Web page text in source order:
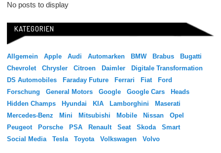
No posts to display
KATEGORIEN
Allgemein Apple Audi Automarken BMW Brabus
Bugatti
Chevrolet
Chrysler Citroen Daimler
Digitale Transformation
DS Automobiles
Faraday Future Ferrari Fiat
Ford
Forschung
General Motors Google Google Cars
Heads
Hidden Champs
Hyundai KIA Lamborghini
Maserati
Mercedes-Benz
Mini Mitsubishi Mobile Nissan
Opel
Peugeot
Porsche PSA Renault Seat Skoda
Smart
Social Media
Tesla Toyota Volkswagen Volvo